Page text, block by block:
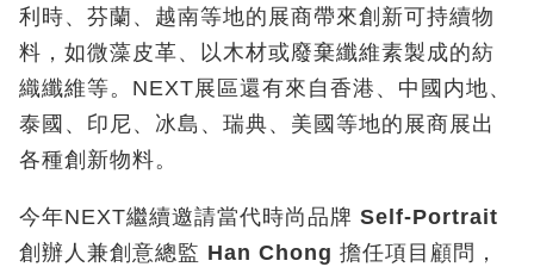
利時、芬蘭、越南等地的展商帶來創新可持續物
料，如微藻皮革、以木材或廢棄纖維素製成的紡
織纖維等。NEXT展區還有來自香港、中國内地、
泰國、印尼、冰島、瑞典、美國等地的展商展出
各種創新物料。
今年NEXT繼續邀請當代時尚品牌 Self-Portrait
創辦人兼創意總監 Han Chong 擔任項目顧問，